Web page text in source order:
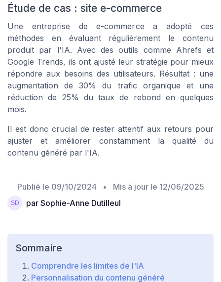
Étude de cas : site e-commerce
Une entreprise de e-commerce a adopté ces
méthodes en évaluant régulièrement le contenu
produit par l'IA. Avec des outils comme Ahrefs et
Google Trends, ils ont ajusté leur stratégie pour mieux
répondre aux besoins des utilisateurs. Résultat : une
augmentation de 30% du trafic organique et une
réduction de 25% du taux de rebond en quelques
mois.
Il est donc crucial de rester attentif aux retours pour
ajuster et améliorer constamment la qualité du
contenu généré par l'IA.
Publié le 09/10/2024 • Mis à jour le 12/06/2025
par Sophie-Anne Dutilleul
Sommaire
Comprendre les limites de l'IA
Personnalisation du contenu généré